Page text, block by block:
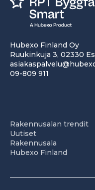
Hubexo Finland Oy
Ruukinkuja 3, 02330
09-809 911
Rakennusalan trendit
Uutiset
Rakennusala
Hubexo Finland